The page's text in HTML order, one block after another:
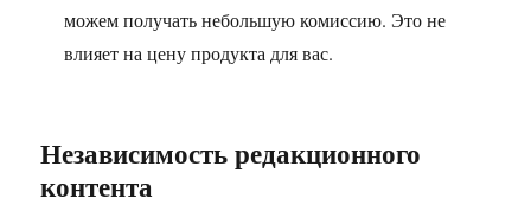
можем получать небольшую комиссию. Это не
влияет на цену продукта для вас.
Независимость редакционного
контента